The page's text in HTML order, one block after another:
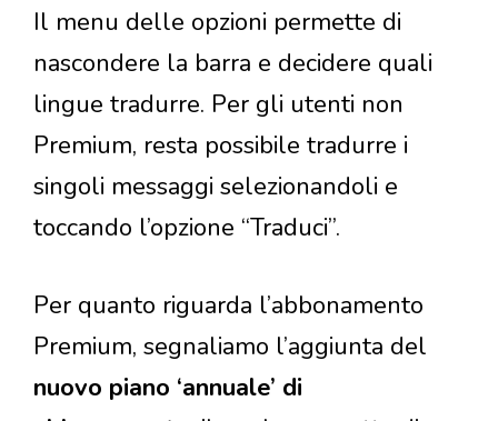
Il menu delle opzioni permette di
nascondere la barra e decidere quali
lingue tradurre. Per gli utenti non
Premium, resta possibile tradurre i
singoli messaggi selezionandoli e
toccando l’opzione “Traduci”.
Per quanto riguarda l’abbonamento
Premium, segnaliamo l’aggiunta del
nuovo piano ‘annuale’ di